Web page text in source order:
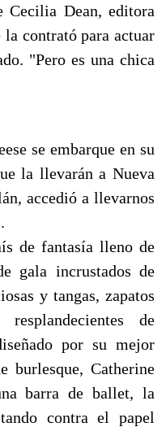
Dean, editora
contrató para actuar
"Pero es una chica
se embarque en su
la llevarán a Nueva
accedió a llevarnos
de fantasía lleno de
gala incrustados de
y tangas, zapatos
de
por su mejor
burlesque, Catherine
barra de ballet, la
contra el papel